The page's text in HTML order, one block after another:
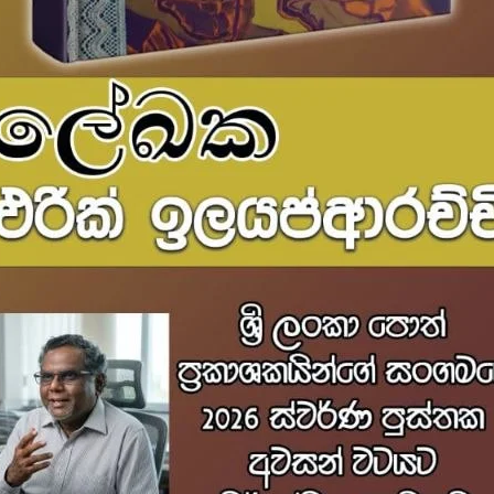
Harapata
රු750.00
Akara daru
Cactus &...
රු450.00
The Mirror &...
රු
Shadow Syndi...
රු525.00